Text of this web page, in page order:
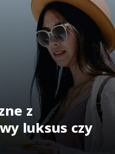
z
luksus czy